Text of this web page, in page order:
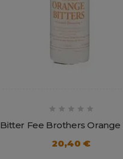
    
Bitter Fee Brothers Orange
20,40 €